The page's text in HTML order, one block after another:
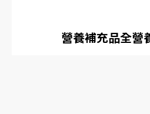
營養補充品全營